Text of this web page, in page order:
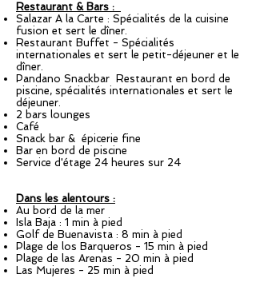
Restaurant & Bars :
Salazar A la Carte : Spécialités de la cuisine
fusion et sert le dîner.
Restaurant Buffet - Spécialités
internationales et sert le petit-déjeuner et le
dîner.
Pandano Snackbar Restaurant en bord de
piscine, spécialités internationales et sert le
déjeuner.
2 bars lounges
Café
Snack bar & épicerie fine
Bar en bord de piscine
Service d'étage 24 heures sur 24
Dans les alentours :
Au bord de la mer
Isla Baja : 1 min à pied
Golf de Buenavista : 8 min à pied
Plage de los Barqueros - 15 min à pied
Plage de las Arenas - 20 min à pied
Las Mujeres - 25 min à pied